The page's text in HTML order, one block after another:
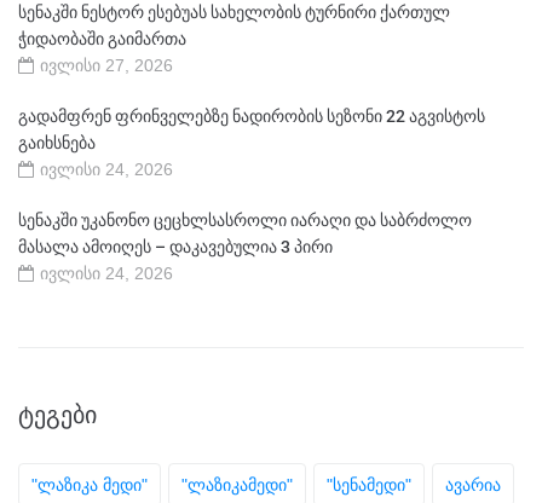
სენაკში ნესტორ ესებუას სახელობის ტურნირი ქართულ
ჭიდაობაში გაიმართა
ივლისი 27, 2026
გადამფრენ ფრინველებზე ნადირობის სეზონი 22 აგვისტოს
გაიხსნება
ივლისი 24, 2026
სენაკში უკანონო ცეცხლსასროლი იარაღი და საბრძოლო
მასალა ამოიღეს – დაკავებულია 3 პირი
ივლისი 24, 2026
ᲢᲔᲒᲔᲑᲘ
"ლაზიკა მედი" "ლაზიკამედი" "სენამედი" ავარია